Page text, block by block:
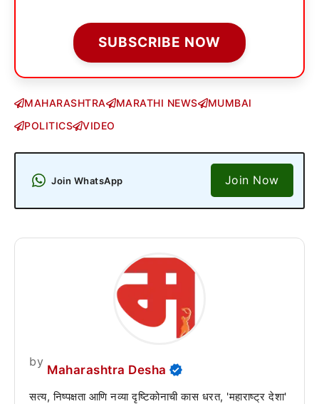
SUBSCRIBE NOW
MAHARASHTRA MARATHI NEWS
MUMBAI
POLITICS
VIDEO
Join WhatsApp Join Now
by
Maharashtra Desha
सत्य, निष्पक्षता आणि नव्या दृष्टिकोनाची कास धरत, 'महाराष्ट्र देशा'